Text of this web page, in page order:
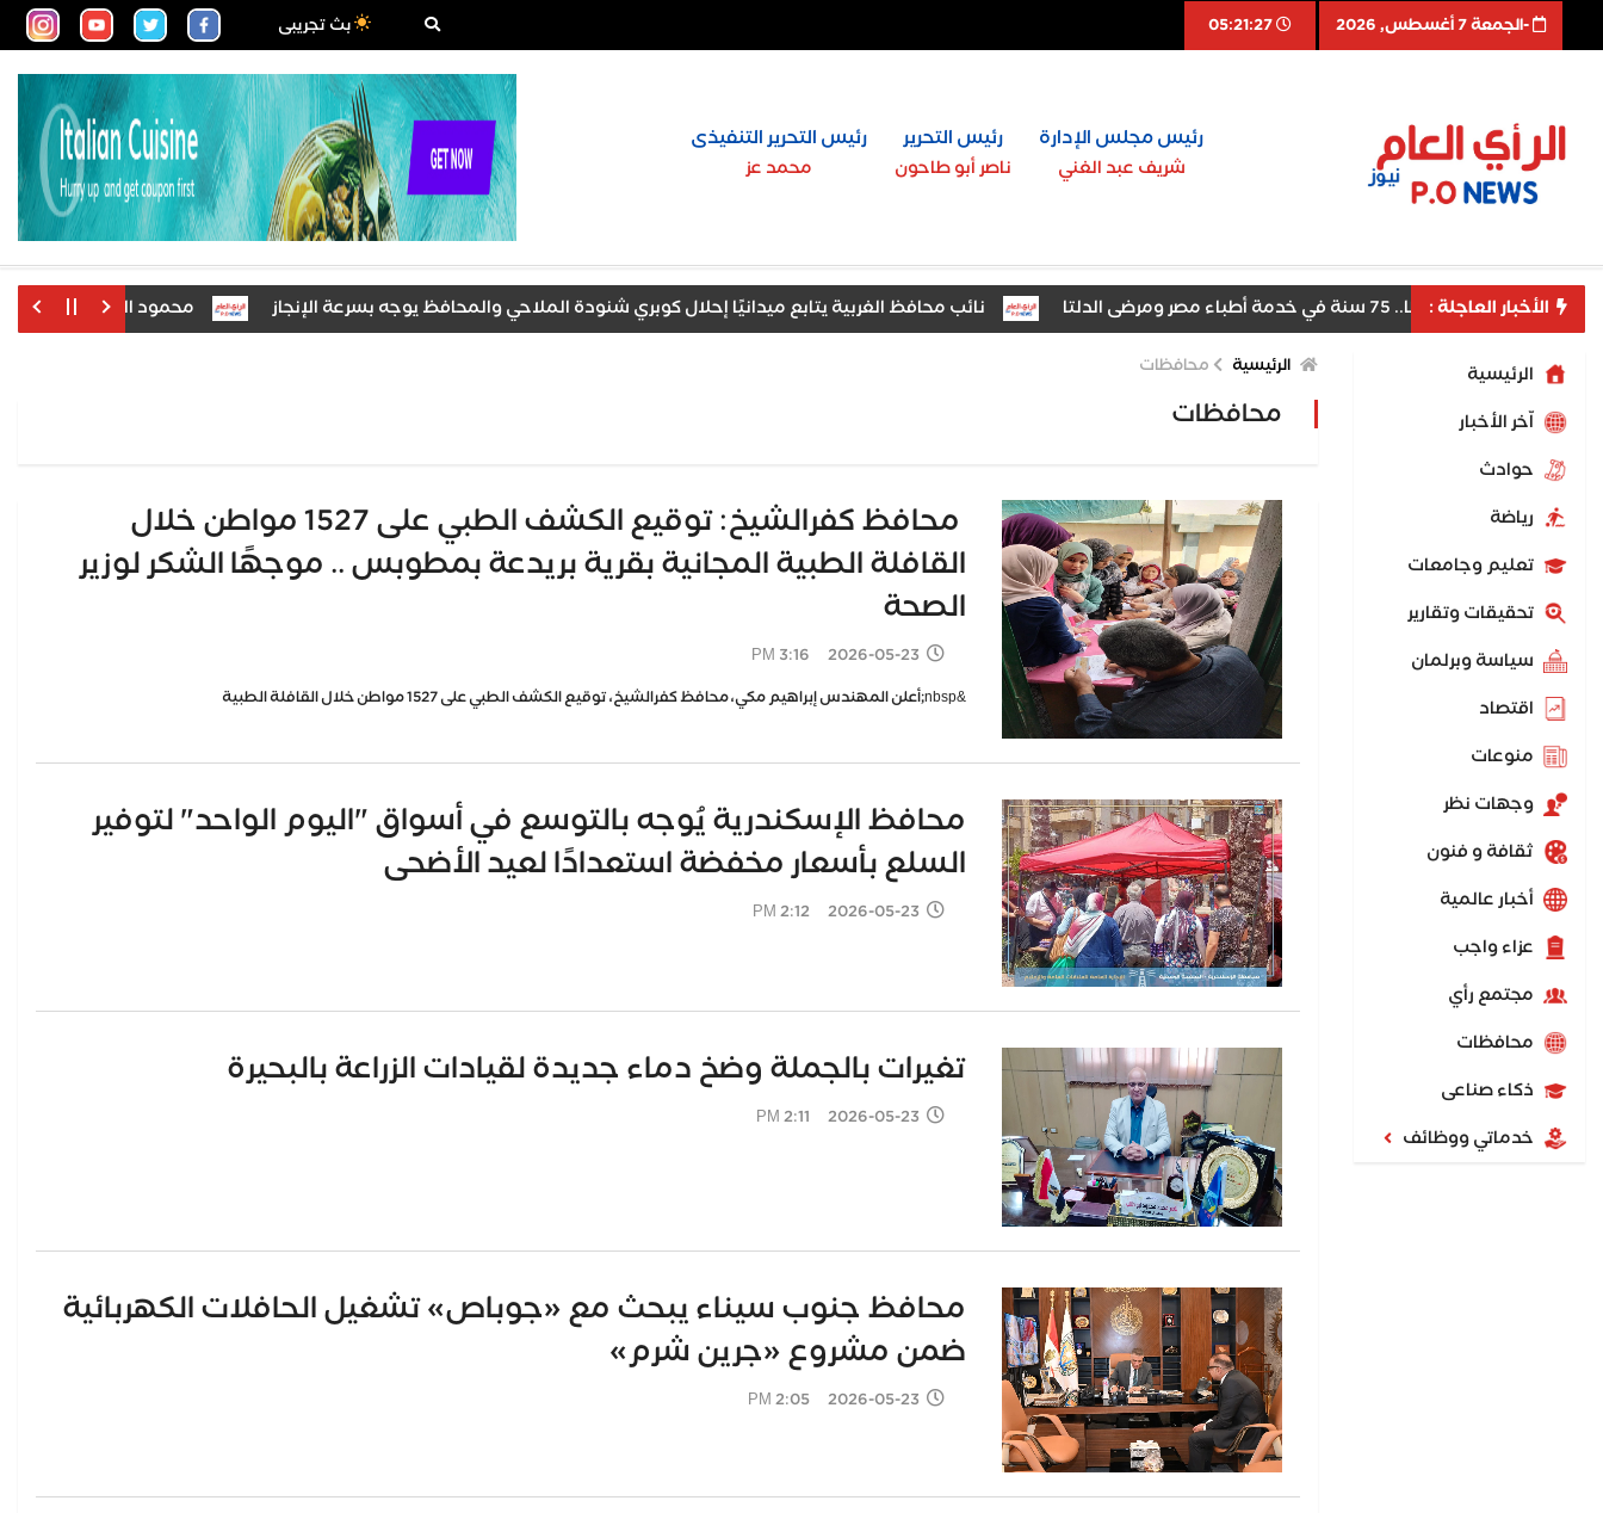
-الجمعة 7 أغسطس, 2026 05:21:29 بث تجريبى
رئيس مجلس الإدارة
شريف عبد الغني
رئيس التحرير
ناصر أبو طاحون
رئيس التحرير التنفيذى
محمد عز
الأخبار العاجلة :
في خدمة أطباء مصر ومرضى الدلتا نائب محافظ الغربية يتابع ميدانيًا إحلال كوبري شنودة الملاحي والمحافظ يوجه بسرعة الإنجاز محمود الشاذلي يكتب: بسيون
الرئيسية
اّخر الأخبار
حوادث
رياضة
تعليم وجامعات
تحقيقات وتقارير
سياسة وبرلمان
اقتصاد
منوعات
وجهات نظر
ثقافة و فنون
أخبار عالمية
عزاء واجب
مجتمع رأي
محافظات
ذكاء صناعى
خدماتي ووظائف
الرئيسية محافظات
محافظات
محافظ كفرالشيخ: توقيع الكشف الطبي على 1527 مواطن خلال
القافلة الطبية المجانية بقرية بريدعة بمطوبس .. موجهًا الشكر لوزير
الصحة
2026-05-23 3:16 PM
&nbsp;أعلن المهندس إبراهيم مكي، محافظ كفرالشيخ، توقيع الكشف الطبي على 1527 مواطن خلال القافلة الطبية
محافظ الإسكندرية يُوجه بالتوسع في أسواق "اليوم الواحد" لتوفير
السلع بأسعار مخفضة استعدادًا لعيد الأضحى
2026-05-23 2:12 PM
تغيرات بالجملة وضخ دماء جديدة لقيادات الزراعة بالبحيرة
2026-05-23 2:11 PM
محافظ جنوب سيناء يبحث مع «جوباص» تشغيل الحافلات الكهربائية
ضمن مشروع «جرين شرم»
2026-05-23 2:05 PM